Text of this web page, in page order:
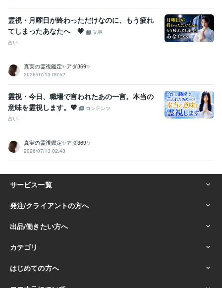
直観力・洞察力が強い（第六感が高い）:99年
人の魅力・強みを見つけるスキル:99年
得意分野
悩み相談・カウンセリング
悩み相談・カウンセリング
魅力 強み 潜在能力
英語 ビジネスレベル
霊視・月曜日が終わっただけなのに、もう疲れ
てしまったあなたへ 💗
記事
占い
真実の霊視鑑定✨アダ369✨
2026/07/13 09:52
霊視・今日、職場で言われたあの一言。本当の
意味を霊視します。💖
コンテンツ
占い
真実の霊視鑑定✨アダ369✨
2026/07/13 02:43